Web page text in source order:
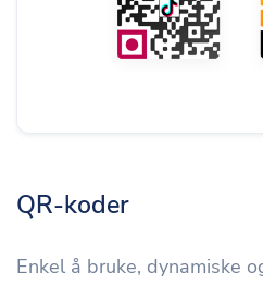
QR-koder
Enkel å bruke, dynamiske